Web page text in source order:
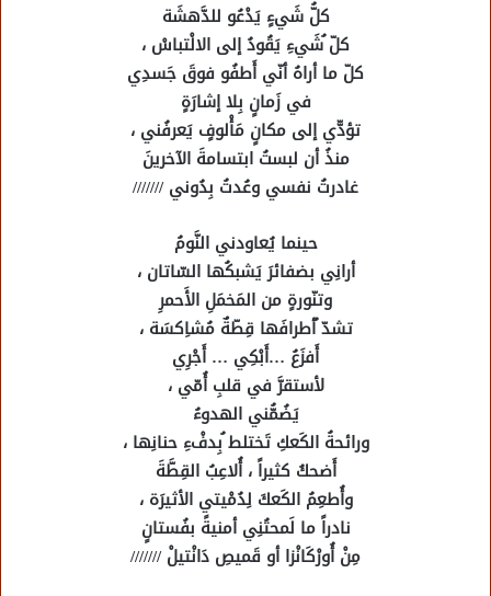
كلُّ شَيءٍ يَدْعُو للدَّهشَة
كلّ ُشَيءِ يَقُودُ إلى الالْتباسْ ،
كلّ ما أراهُ أنّي أَطفُو فوقَ جَسدِي
في زَمانٍ بِلا إشارَةٍ
تؤدّّي إلى مكانٍ مَأْلوفٍ يَعرفُني ،
منذُ أن لبستُ ابتسامةَ الآخرينَ
غادرتُ نفسي وعُدتُ بِدُوني ///////
حينما يُعاودني النَّومُ
أرانِي بضفائرَ يَشبكُها السّاتان ،
وتنّورةٍ من المَخمَلِ الأَحمرِ
تشدّ ُأطرافَها قِطّةٌ مُشاِكسَة ،
أَفزَعُ …أَبْكِي … أَجْرِي
لأستقرَّ في قلبِ أُمّي ،
يَضُمُّني الهدوءُ
ورائحةُ الكَعكِ تَختلط ُبِدفْءِ حنانِها ،
أَضحكُ كثيراً ، أُلاعِبُ القِطَّةَ
وأُطعِمُ الكَعكَ لِدُمْيتي الأثيرَة ،
نادراً ما لَمحتُنِي أمنيةً بفُستانٍ
مِنْ أُورْكَانْزا أو قَميصِ دَانْتيلْ ///////